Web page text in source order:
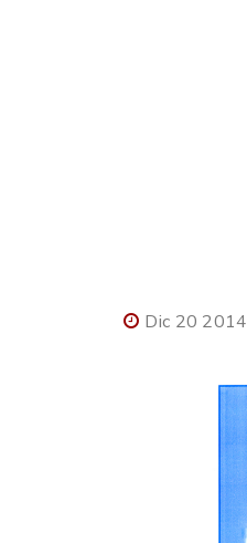
Dic 20 2014